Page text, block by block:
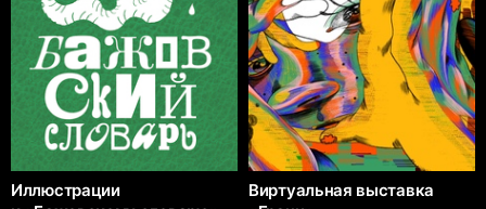
Иллюстрации
Виртуальная выставка